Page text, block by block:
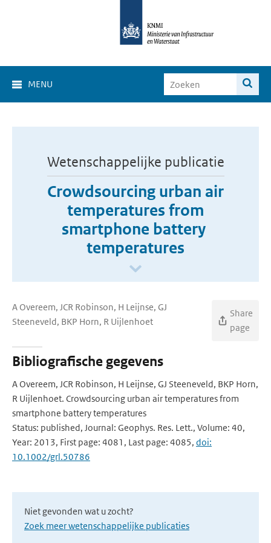
MENU
Wetenschappelijke publicatie
Crowdsourcing urban air
temperatures from
smartphone battery
temperatures
A Overeem, JCR Robinson, H Leijnse, GJ
Steeneveld, BKP Horn, R Uijlenhoet
Share
page
Bibliografische gegevens
A Overeem, JCR Robinson, H Leijnse, GJ Steeneveld, BKP Horn,
R Uijlenhoet. Crowdsourcing urban air temperatures from
smartphone battery temperatures
Status: published, Journal: Geophys. Res. Lett., Volume: 40,
Year: 2013, First page: 4081, Last page: 4085, doi:
10.1002/grl.50786
Niet gevonden wat u zocht?
Zoek meer wetenschappelijke publicaties